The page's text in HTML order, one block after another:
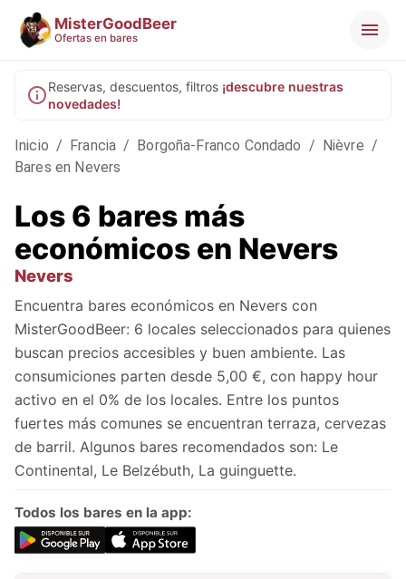
MisterGoodBeer
Ofertas en bares
Reservas, descuentos, filtros ¡descubre nuestras
novedades!
Inicio / Francia / Borgoña-Franco Condado / Nièvre /
Bares en Nevers
Los 6 bares más
económicos en Nevers
Nevers
Encuentra bares económicos en Nevers con
MisterGoodBeer: 6 locales seleccionados para quienes
buscan precios accesibles y buen ambiente. Las
consumiciones parten desde 5,00 €, con happy hour
activo en el 0% de los locales. Entre los puntos
fuertes más comunes se encuentran terraza, cervezas
de barril. Algunos bares recomendados son: Le
Continental, Le Belzébuth, La guinguette.
Todos los bares en la app: